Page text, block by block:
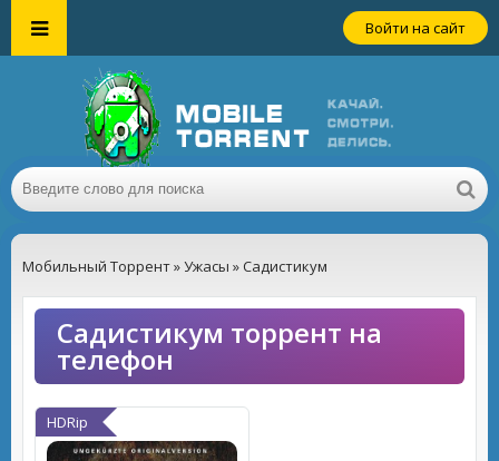
Войти на сайт
Мобильный Торрент»Ужасы » Садистикум
Садистикум торрент на
телефон
HDRip